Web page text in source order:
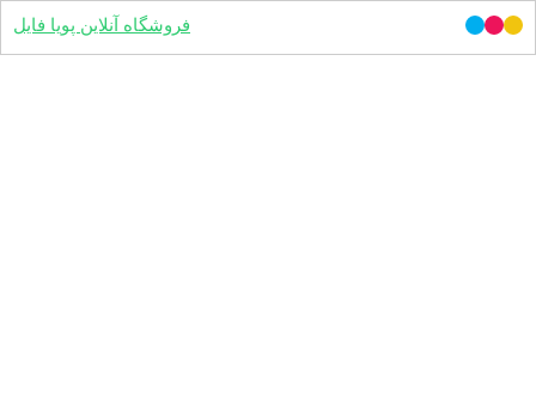
فروشگاه آنلاین پویا فایل